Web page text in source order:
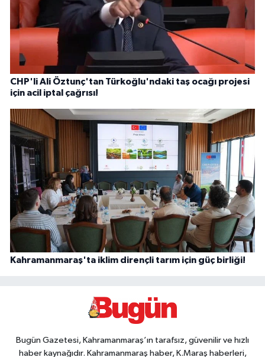
CHP'li Ali Öztunç'tan Türkoğlu'ndaki taş ocağı projesi
için acil iptal çağrısı!
Kahramanmaraş'ta iklim dirençli tarım için güç birliği!
Bugün Gazetesi, Kahramanmaraş’ın tarafsız, güvenilir ve hızlı
haber kaynağıdır. Kahramanmaraş haber, K.Maraş haberleri,